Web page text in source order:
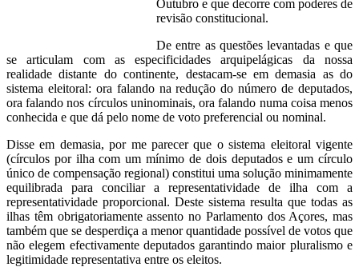
Outubro e que decorre com poderes de
revisão constitucional.
De entre as questões levantadas e que
se articulam com as especificidades arquipelágicas da nossa
realidade distante do continente, destacam-se em demasia as do
sistema eleitoral: ora falando na redução do número de deputados,
ora falando nos círculos uninominais, ora falando numa coisa menos
conhecida e que dá pelo nome de voto preferencial ou nominal.
Disse em demasia, por me parecer que o sistema eleitoral vigente
(círculos por ilha com um mínimo de dois deputados e um círculo
único de compensação regional) constitui uma solução minimamente
equilibrada para conciliar a representatividade de ilha com a
representatividade proporcional. Deste sistema resulta que todas as
ilhas têm obrigatoriamente assento no Parlamento dos Açores, mas
também que se desperdiça a menor quantidade possível de votos que
não elegem efectivamente deputados garantindo maior pluralismo e
legitimidade representativa entre os eleitos.